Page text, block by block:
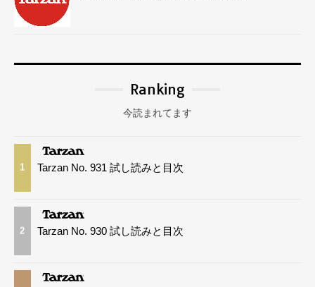
Ranking
今読まれてます
1 Tarzan No. 931 試し読みと目次
2 Tarzan No. 930 試し読みと目次